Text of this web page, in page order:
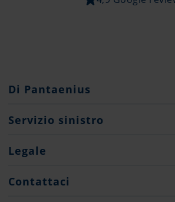
Di Pantaenius
Gruppo Pantaenius
Partner
Press
Servizio sinistro
Cosa fare...?
Legale
Note Legali
Contattaci